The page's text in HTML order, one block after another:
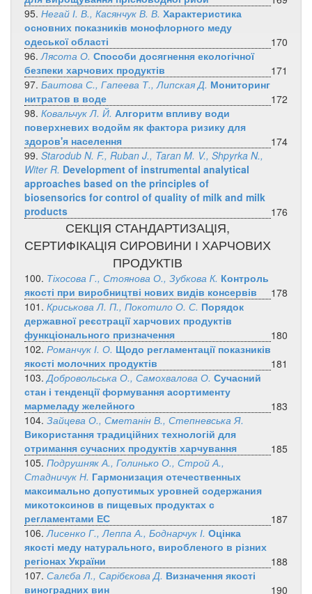
95. Негай І. В., Касянчук В. В. Характеристика
основних показників монофлорного меду
одеської області
170
96. Лясота О. Способи досягнення екологічної
безпеки харчових продуктів
171
97. Баитова С., Гапеева Т., Липская Д. Мониторинг
нитратов в воде
172
98. Ковальчук Л. Й. Алгоритм впливу води
поверхневих водойм як фактора ризику для
здоров'я населення
174
99. Starodub N. F., Ruban J., Taran M. V., Shpyrka N.,
Witer R. Development of instrumental analytical
approaches based on the principles of
biosensorics for control of quality of milk and milk
products
176
СЕКЦІЯ СТАНДАРТИЗАЦІЯ,
СЕРТИФІКАЦІЯ СИРОВИНИ І ХАРЧОВИХ
ПРОДУКТІВ
100. Тіхосова Г., Стоянова О., Зубкова К. Контроль
якості при виробництві нових видів консервів
178
101. Криськова Л. П., Покотило О. С. Порядок
державної реєстрації харчових продуктів
функціонального призначення
180
102. Романчук І. О. Щодо регламентації показників
якості молочних продуктів
181
103. Добровольська О., Самохвалова О. Сучасний
стан і тенденції формування асортименту
мармеладу желейного
183
104. Зайцева О., Сметанін В., Степневська Я.
Використання традиційних технологій для
отримання сучасних продуктів харчування
185
105. Подрушняк А., Голинько О., Строй А.,
Стадничук Н. Гармонизация отечественных
максимально допустимых уровней содержания
микотоксинов в пищевых продуктах с
регламентами ЕС
187
106. Лисенко Г., Леппа А., Боднарчук І. Оцінка
якості меду натурального, виробленого в різних
регіонах України
188
107. Салєба Л., Сарібєкова Д. Визначення якості
виноградних вин
190